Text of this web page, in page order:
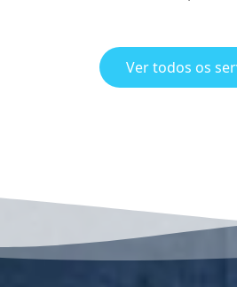
Ver todos os